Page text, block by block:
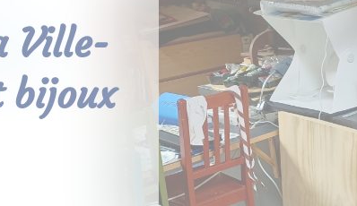
Ville-
bijoux